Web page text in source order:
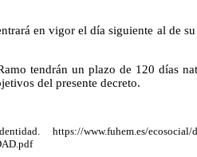
en vigor el día siguiente al de
tendrán un plazo de 120 días
del presente decreto.
https://www.fuhem.es/ecosocial/